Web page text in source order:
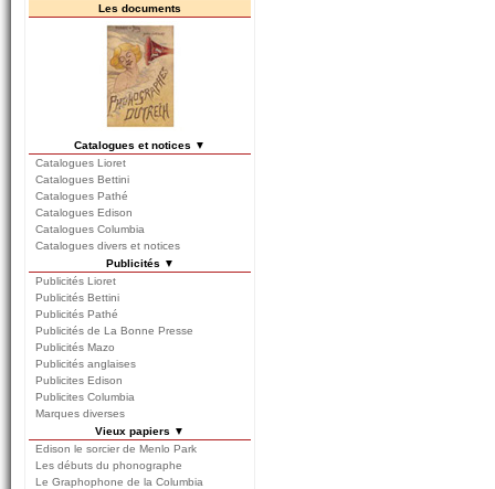
Les documents
Catalogues et notices ▼
Catalogues Lioret
Catalogues Bettini
Catalogues Pathé
Catalogues Edison
Catalogues Columbia
Catalogues divers et notices
Publicités ▼
Publicités Lioret
Publicités Bettini
Publicités Pathé
Publicités de La Bonne Presse
Publicités Mazo
Publicités anglaises
Publicites Edison
Publicites Columbia
Marques diverses
Vieux papiers ▼
Edison le sorcier de Menlo Park
Les débuts du phonographe
Le Graphophone de la Columbia